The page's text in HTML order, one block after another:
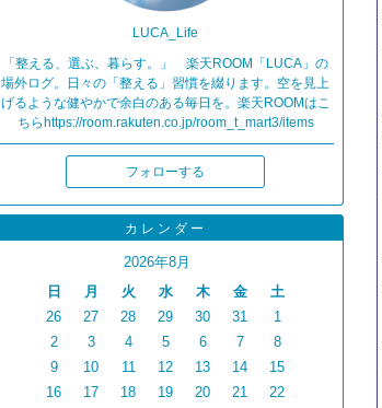
LUCA_Life
「整える、選ぶ、暮らす。」 楽天ROOM「LUCA」の
場外ログ。日々の「整える」習慣を綴ります。空を見上
げるような健やかで余白のある毎日を。楽天ROOMはこ
ちらhttps://room.rakuten.co.jp/room_t_mart3/items
フォローする
カレンダー
2026年8月
日
月 火 水 木 金
土
26
27 28 29 30 31
1
2
3 4 5 6 7
8
9
10 11 12 13 14
15
16
17 18 19 20 21
22